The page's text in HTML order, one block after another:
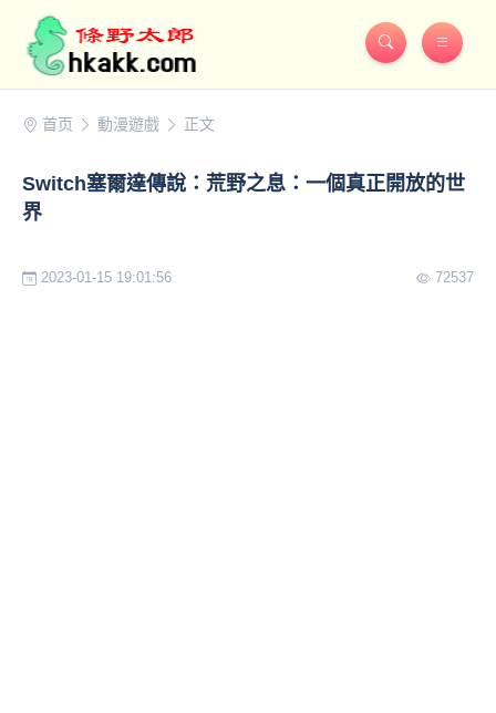
首页 動漫遊戲 正文
Switch塞爾達傳說：荒野之息：一個真正開放的世
界
2023-01-15 19:01:56 72537